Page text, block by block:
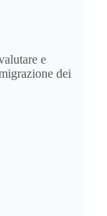
e
dei